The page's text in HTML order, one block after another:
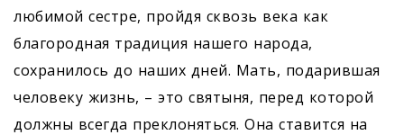
любимой сестре, пройдя сквозь века как
благородная традиция нашего народа,
сохранилось до наших дней. Мать, подарившая
человеку жизнь, – это святыня, перед которой
должны всегда преклоняться. Она ставится на